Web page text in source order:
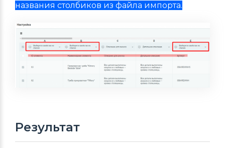
названия столбиков из файла импорта.
Результат